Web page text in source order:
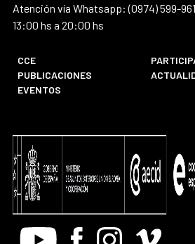
Atención vía Whatsapp: (0974) 599-
13:00 hs a 20:00 hs
CCE
PUBLICACIONES
EVENTOS
Youtube FacebookInstagram
Vimeo